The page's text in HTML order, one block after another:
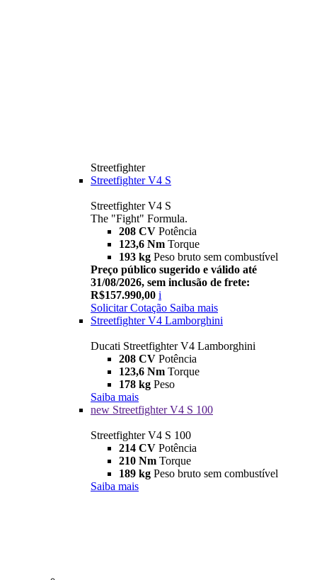
Streetfighter
Streetfighter V4 S
Streetfighter V4 S
The "Fight" Formula.
208 CV Potência
123,6 Nm Torque
193 kg Peso bruto sem combustível
Preço público sugerido e válido até
31/08/2026, sem inclusão de frete:
R$157.990,00 i
Solicitar Cotação Saiba mais
Streetfighter V4 Lamborghini
Ducati Streetfighter V4 Lamborghini
208 CV Potência
123,6 Nm Torque
178 kg Peso
Saiba mais
new Streetfighter V4 S 100
Streetfighter V4 S 100
214 CV Potência
210 Nm Torque
189 kg Peso bruto sem combustível
Saiba mais